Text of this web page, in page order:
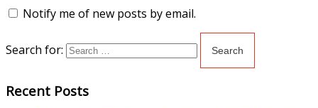
Notify me of new posts by email.
Search for:
Recent Posts